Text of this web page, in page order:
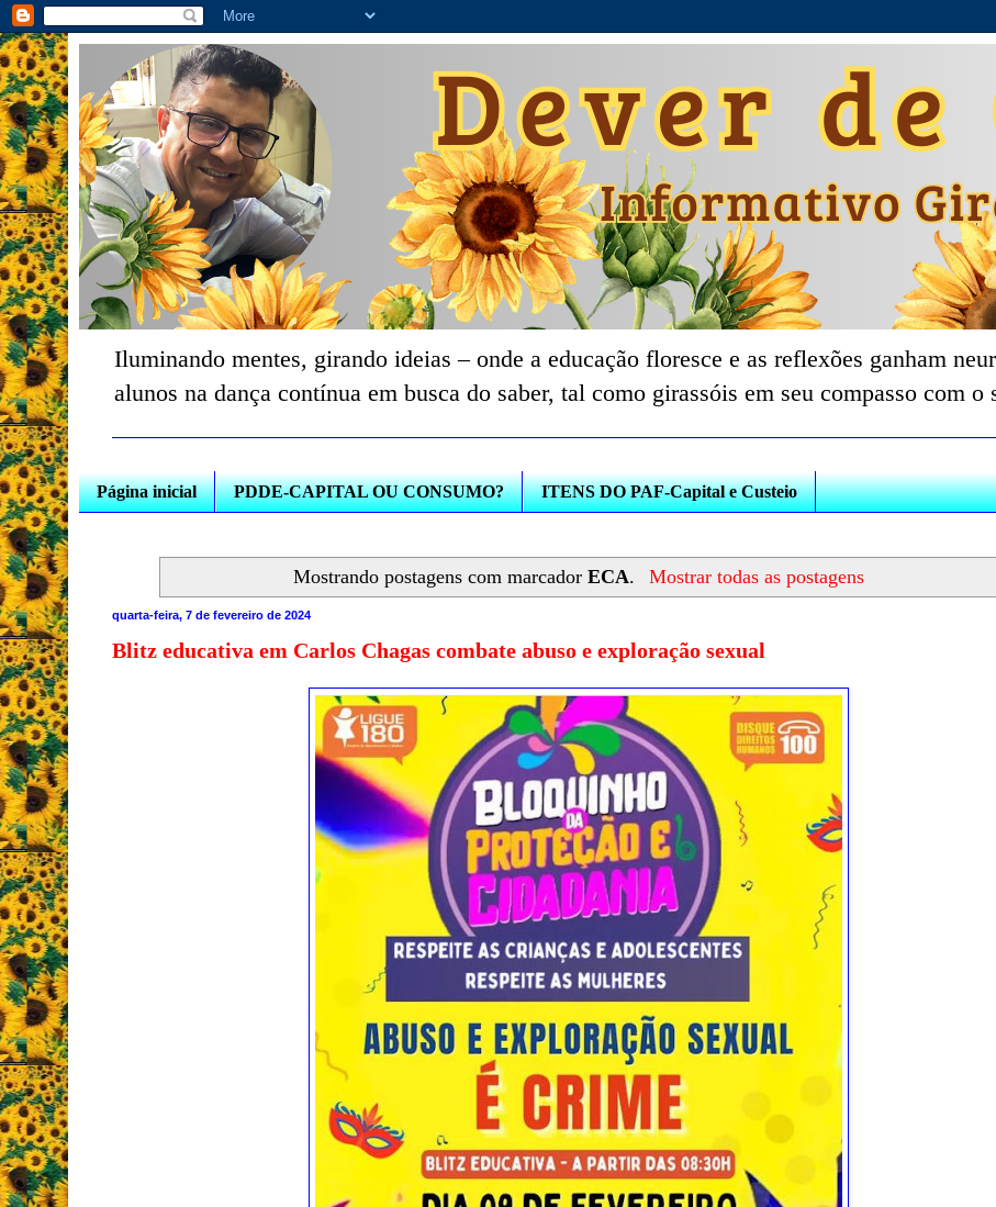
Iluminando mentes, girando ideias – onde a educação floresce e as reflexões ganham
alunos na dança contínua em busca do saber, tal como girassóis em seu compasso com o
Página inicial PDDE-CAPITAL OU CONSUMO? ITENS DO PAF-Capital e Custeio
Mostrando postagens com marcadorECA. Mostrar todas as postagens
quarta-feira, 7 de fevereiro de 2024
Blitz educativa em Carlos Chagas combate abuso e exploração sexual